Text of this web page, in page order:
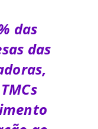
das
das